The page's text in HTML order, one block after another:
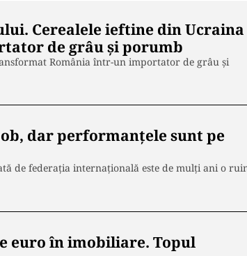
Cerealele ieftine din Ucraina
de grâu și porumb
România într-un importator de grâu și
dar performanțele sunt pe
de federația internațională este de mulți ani o
euro în imobiliare. Topul